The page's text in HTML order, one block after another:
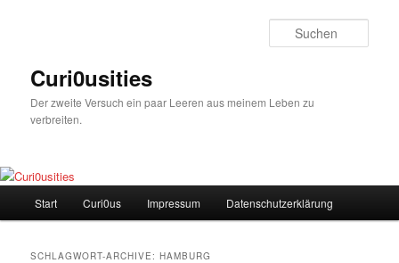
Curi0usities
Der zweite Versuch ein paar Leeren aus meinem Leben zu
verbreiten.
Start Curi0us Impressum Datenschutzerklärung
SCHLAGWORT-ARCHIVE:HAMBURG